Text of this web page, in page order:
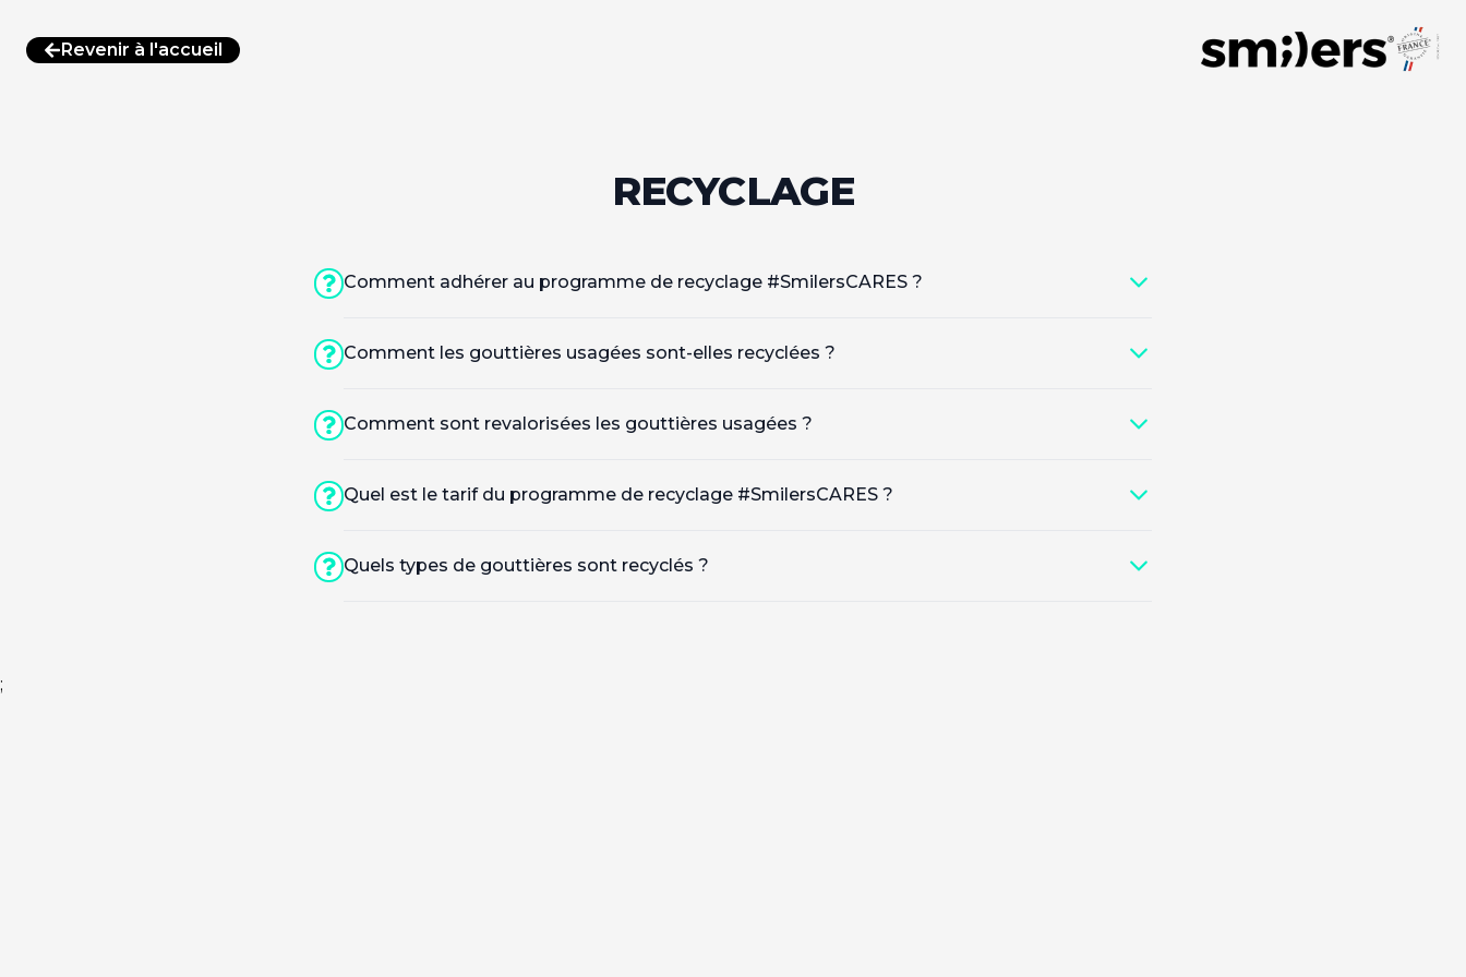
Revenir à l'accueil
RECYCLAGE
Comment adhérer au programme de recyclage #SmilersCARES ?
Comment les gouttières usagées sont-elles recyclées ?
Comment sont revalorisées les gouttières usagées ?
Quel est le tarif du programme de recyclage #SmilersCARES ?
Quels types de gouttières sont recyclés ?
;